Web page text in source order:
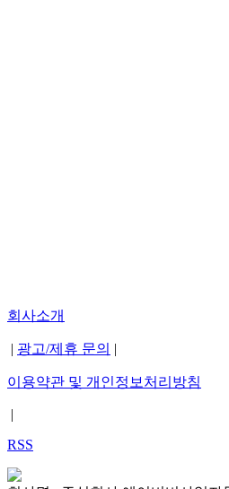
회사소개
광고/제휴 문의
이용약관 및 개인정보처리방침
RSS